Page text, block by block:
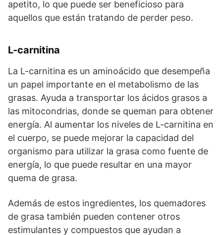
apetito, lo que puede ser beneficioso para
aquellos que están tratando de perder peso.
L-carnitina
La L-carnitina es un aminoácido que desempeña
un papel importante en el metabolismo de las
grasas. Ayuda a transportar los ácidos grasos a
las mitocondrias, donde se queman para obtener
energía. Al aumentar los niveles de L-carnitina en
el cuerpo, se puede mejorar la capacidad del
organismo para utilizar la grasa como fuente de
energía, lo que puede resultar en una mayor
quema de grasa.
Además de estos ingredientes, los quemadores
de grasa también pueden contener otros
estimulantes y compuestos que ayudan a